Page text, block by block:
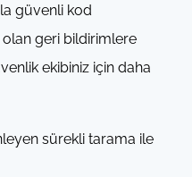
güvenli kod
olan geri bildirimlere
ekibiniz için daha
sürekli tarama ile